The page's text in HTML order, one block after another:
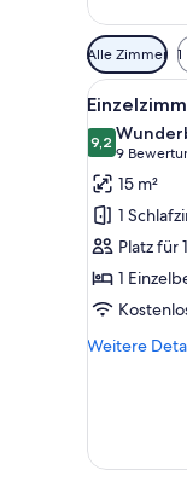
Verfügbare
Filter
für
Zimmer
Alle Zimmer
Alle
Fotos
für
anzeigen
7
9,29,2 von 10
9
(9
15 m²
1
Platz für
1
Weitere
Weitere